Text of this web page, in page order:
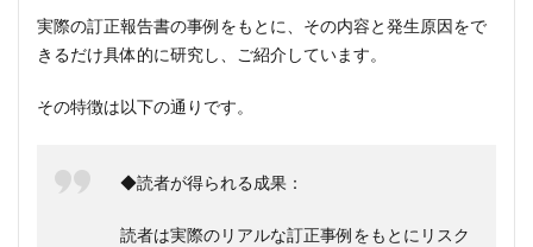
実際の訂正報告書の事例をもとに、その内容と発生原因をで
きるだけ具体的に研究し、ご紹介しています。
その特徴は以下の通りです。
◆読者が得られる成果：
読者は実際のリアルな訂正事例をもとにリスク